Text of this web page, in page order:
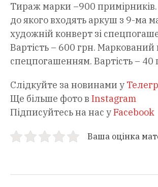
Тираж марки –900
до якого входять аркуш з 9-ма
художній конверт зі
Вартість – 600 грн. Маркований
спецпогашенням. Вартість – 40
Слідкуйте за новинами у
Ще більше фото в Instagram
Підписуйтесь на нас уFacebook
Ваша оцінка